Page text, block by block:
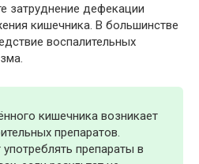
затруднение дефекации
кишечника. В большинстве
воспалительных
кишечника возникает
препаратов.
препараты в